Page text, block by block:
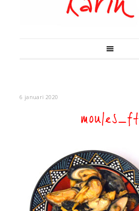
6 januari 2020
moules_ft